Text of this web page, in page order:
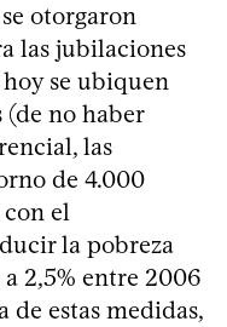
otorgaron
las jubilaciones
se ubiquen
(de no haber
las
de 4.000
el
la pobreza
2,5% entre 2006
de estas medidas,